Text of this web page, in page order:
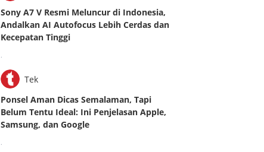
Sony A7 V Resmi Meluncur di Indonesia,
Andalkan AI Autofocus Lebih Cerdas dan
Kecepatan Tinggi
.
Tek
Ponsel Aman Dicas Semalaman, Tapi
Belum Tentu Ideal: Ini Penjelasan Apple,
Samsung, dan Google
.